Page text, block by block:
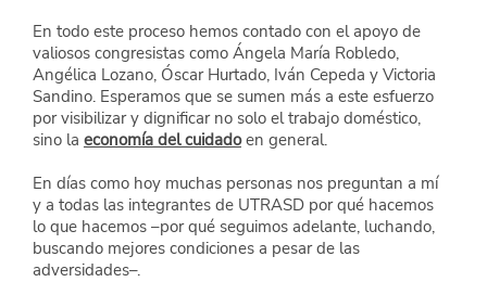
En todo este proceso hemos contado con el apoyo de
valiosos congresistas como Ángela María Robledo,
Angélica Lozano, Óscar Hurtado, Iván Cepeda y Victoria
Sandino. Esperamos que se sumen más a este esfuerzo
por visibilizar y dignificar no solo el trabajo doméstico,
sino la economía del cuidado en general.
En días como hoy muchas personas nos preguntan a mí
y a todas las integrantes de UTRASD por qué hacemos
lo que hacemos –por qué seguimos adelante, luchando,
buscando mejores condiciones a pesar de las
adversidades–.